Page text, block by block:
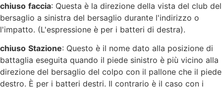
chiuso faccia: Questa è la direzione della vista del club del
bersaglio a sinistra del bersaglio durante l'indirizzo o
l'impatto. (L'espressione è per i batteri di destra).
chiuso Stazione: Questo è il nome dato alla posizione di
battaglia eseguita quando il piede sinistro è più vicino alla
direzione del bersaglio del colpo con il pallone che il piede
destro. È per i batteri destri. Il contrario è il caso con i